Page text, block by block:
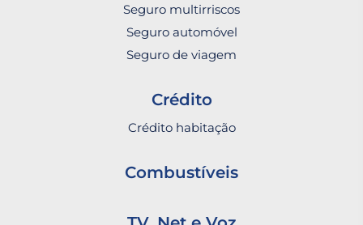
Seguro multirriscos
Seguro automóvel
Seguro de viagem
Crédito
Crédito habitação
Combustíveis